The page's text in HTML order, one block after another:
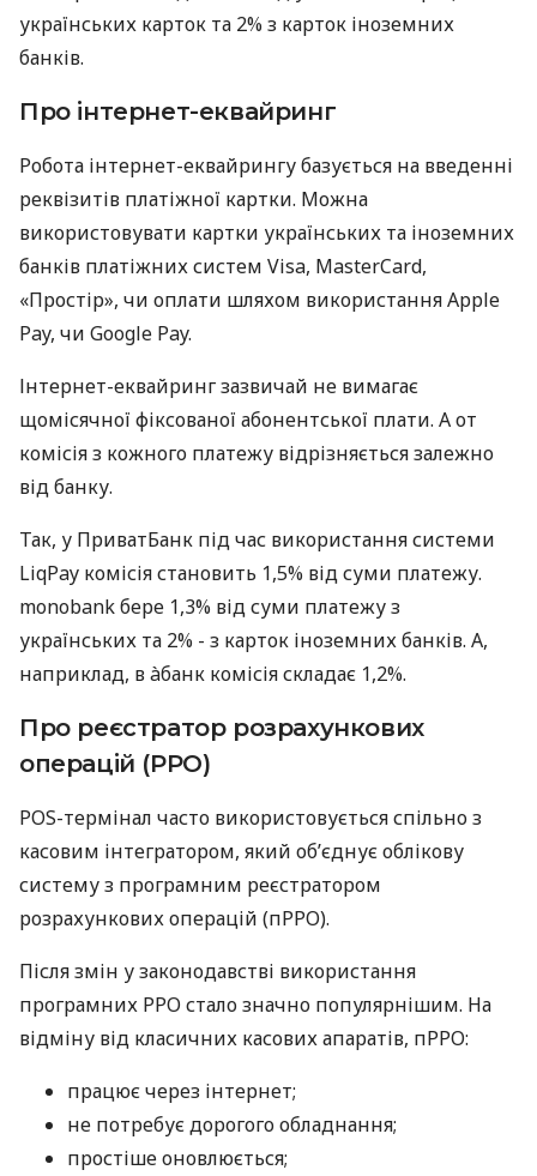
українських карток та 2% з карток іноземних
банків.
Про інтернет-еквайринг
Робота інтернет-еквайрингу базується на введенні
реквізитів платіжної картки. Можна
використовувати картки українських та іноземних
банків платіжних систем Visa, MasterCard,
«Простір», чи оплати шляхом використання Apple
Pay, чи Google Pay.
Інтернет-еквайринг зазвичай не вимагає
щомісячної фіксованої абонентської плати. А от
комісія з кожного платежу відрізняється залежно
від банку.
Так, у ПриватБанк під час використання системи
LiqPay комісія становить 1,5% від суми платежу.
monobank бере 1,3% від суми платежу з
українських та 2% - з карток іноземних банків. А,
наприклад, в àбанк комісія складає 1,2%.
Про реєстратор розрахункових
операцій (РРО)
POS-термінал часто використовується спільно з
касовим інтегратором, який об’єднує облікову
систему з програмним реєстратором
розрахункових операцій (пРРО).
Після змін у законодавстві використання
програмних РРО стало значно популярнішим. На
відміну від класичних касових апаратів, пРРО:
працює через інтернет;
не потребує дорогого обладнання;
простіше оновлюється;